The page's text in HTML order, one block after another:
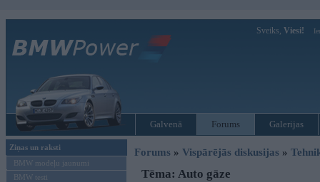
Sveiks, Viesi!
Galvenā Forums Galerijas
Ziņas un raksti
BMW modeļu jaunumi
BMW testi
Forums » Vispārējās diskusijas »
Tēma: Auto gāze